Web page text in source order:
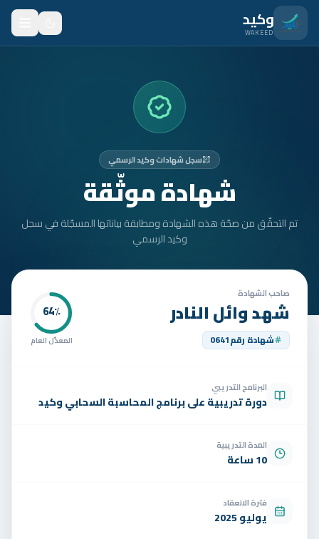
انتقل للمحتوى الرئيسي
وكيد
WAKEED
المتدربون
الأمان
تواصل
الوظائف
سجل شهادات وكيد الرسمي
شهادة موثّقة
تم التحقّق من صحّة هذه الشهادة ومطابقة بياناتها المسجّلة في سجل
وكيد الرسمي
صاحب الشهادة
شهد وائل النادر
شهادة رقم0641
64٪
المعدّل العام
البرنامج التدريبي
دورة تدريبية على برنامج المحاسبة السحابي وكيد
المدة التدريبية
10 ساعة
فترة الانعقاد
يوليو 2025